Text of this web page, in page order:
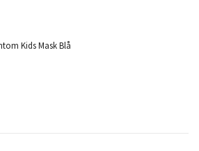
Kids Mask Blå